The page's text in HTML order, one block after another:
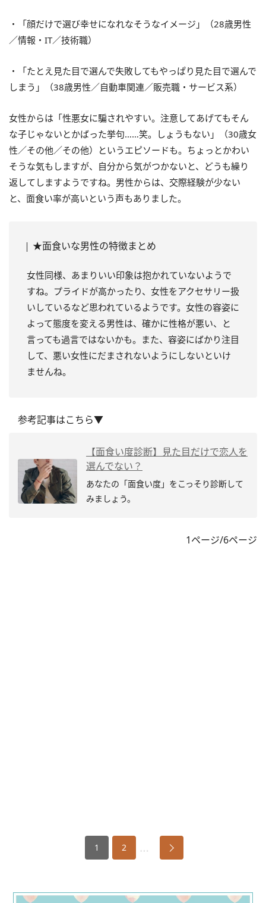
・「顔だけで選び幸せになれなそうなイメージ」（28歳男性
／情報・IT／技術職）
・「たとえ見た目で選んで失敗してもやっぱり見た目で選んで
しまう」（38歳男性／自動車関連／販売職・サービス系）
女性からは「性悪女に騙されやすい。注意してあげてもそん
な子じゃないとかばった挙句……笑。しょうもない」（30歳女
性／その他／その他）というエピソードも。ちょっとかわい
そうな気もしますが、自分から気がつかないと、どうも繰り
返してしますようですね。男性からは、交際経験が少ない
と、面食い率が高いという声もありました。
★面食いな男性の特徴まとめ
女性同様、あまりいい印象は抱かれていないようで
すね。プライドが高かったり、女性をアクセサリー扱
いしているなど思われているようです。女性の容姿に
よって態度を変える男性は、確かに性格が悪い、と
言っても過言ではないかも。また、容姿にばかり注目
して、悪い女性にだまされないようにしないといけ
ませんね。
参考記事はこちら▼
【面食い度診断】見た目だけで恋人を
選んでない？
あなたの「面食い度」をこっそり診断して
みましょう。
1ページ/6ページ
1 2 …